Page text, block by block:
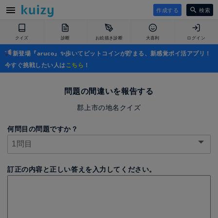
作成する 検索
クイズ 診断 お絵描き診断 大喜利 ログイン
新登場『aruco』✨歩いてビットコインが貯まる、新感覚ポイ活アプリ！
今すぐ挑戦したい人はこちら ！
問題の間違いを報告する
郡上市の地名クイズ
何問目の問題ですか？
訂正の内容と正しい答えを入力してください。